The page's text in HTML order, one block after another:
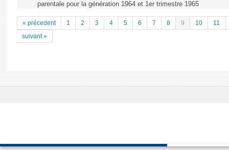
parentale pour la génération 1964 et 1er trimestre 1965
« précedent 1 2 3 4 5 6 7 8 9 10
11
suivant »